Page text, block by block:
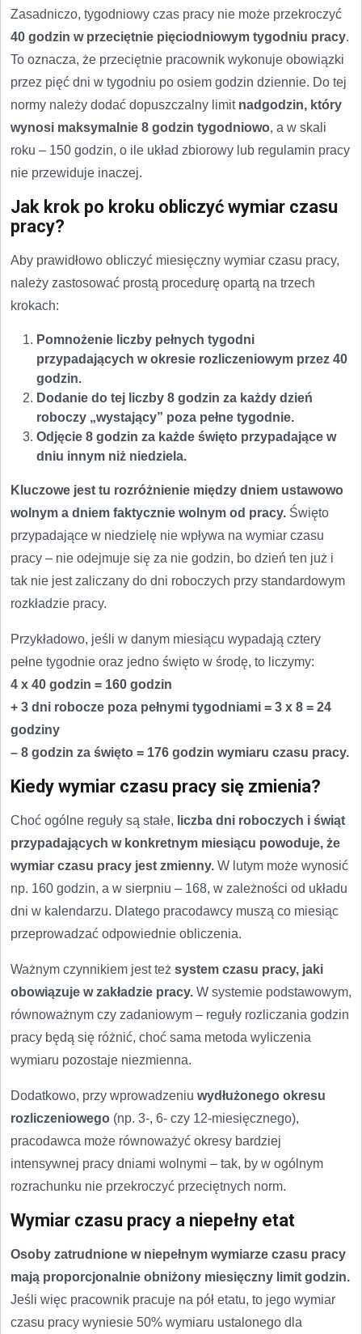
Zasadniczo, tygodniowy czas pracy nie może przekroczyć
40 godzin w przeciętnie pięciodniowym tygodniu pracy.
To oznacza, że przeciętnie pracownik wykonuje obowiązki
przez pięć dni w tygodniu po osiem godzin dziennie. Do tej
normy należy dodać dopuszczalny limit nadgodzin, który
wynosi maksymalnie 8 godzin tygodniowo, a w skali
roku – 150 godzin, o ile układ zbiorowy lub regulamin pracy
nie przewiduje inaczej.
Jak krok po kroku obliczyć wymiar czasu
pracy?
Aby prawidłowo obliczyć miesięczny wymiar czasu pracy,
należy zastosować prostą procedurę opartą na trzech
krokach:
Pomnożenie liczby pełnych tygodni
przypadających w okresie rozliczeniowym przez 40
godzin.
Dodanie do tej liczby 8 godzin za każdy dzień
roboczy „wystający” poza pełne tygodnie.
Odjęcie 8 godzin za każde święto przypadające w
dniu innym niż niedziela.
Kluczowe jest tu rozróżnienie między dniem ustawowo
wolnym a dniem faktycznie wolnym od pracy. Święto
przypadające w niedzielę nie wpływa na wymiar czasu
pracy – nie odejmuje się za nie godzin, bo dzień ten już i
tak nie jest zaliczany do dni roboczych przy standardowym
rozkładzie pracy.
Przykładowo, jeśli w danym miesiącu wypadają cztery
pełne tygodnie oraz jedno święto w środę, to liczymy:
4 x 40 godzin = 160 godzin
+ 3 dni robocze poza pełnymi tygodniami = 3 x 8 = 24
godziny
– 8 godzin za święto = 176 godzin wymiaru czasu pracy.
Kiedy wymiar czasu pracy się zmienia?
Choć ogólne reguły są stałe, liczba dni roboczych i świąt
przypadających w konkretnym miesiącu powoduje, że
wymiar czasu pracy jest zmienny. W lutym może wynosić
np. 160 godzin, a w sierpniu – 168, w zależności od układu
dni w kalendarzu. Dlatego pracodawcy muszą co miesiąc
przeprowadzać odpowiednie obliczenia.
Ważnym czynnikiem jest też system czasu pracy, jaki
obowiązuje w zakładzie pracy. W systemie podstawowym,
równoważnym czy zadaniowym – reguły rozliczania godzin
pracy będą się różnić, choć sama metoda wyliczenia
wymiaru pozostaje niezmienna.
Dodatkowo, przy wprowadzeniu wydłużonego okresu
rozliczeniowego (np. 3-, 6- czy 12-miesięcznego),
pracodawca może równoważyć okresy bardziej
intensywnej pracy dniami wolnymi – tak, by w ogólnym
rozrachunku nie przekroczyć przeciętnych norm.
Wymiar czasu pracy a niepełny etat
Osoby zatrudnione w niepełnym wymiarze czasu pracy
mają proporcjonalnie obniżony miesięczny limit godzin.
Jeśli więc pracownik pracuje na pół etatu, to jego wymiar
czasu pracy wyniesie 50% wymiaru ustalonego dla